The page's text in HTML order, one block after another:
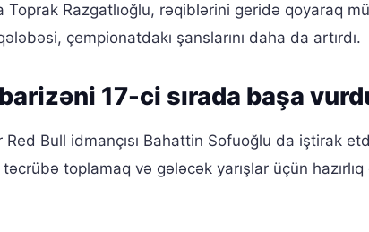
Toprak Razgatlıoğlu, rəqiblərini geridə qoyaraq
çempionatdakı şanslarını daha da artırdı.
17-ci sırada başa
Bull idmançısı Bahattin Sofuoğlu da iştirak
toplamaq və gələcək yarışlar üçün